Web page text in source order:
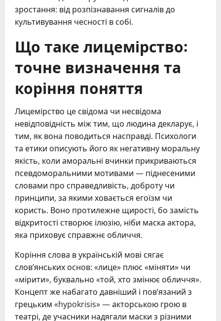
зростання: від розпізнавання сигналів до
культивування чесності в собі.
Що таке лицемірство:
точне визначення та
коріння поняття
Лицемірство це свідома чи несвідома
невідповідність між тим, що людина декларує, і
тим, як вона поводиться насправді. Психологи
та етики описують його як негативну моральну
якість, коли аморальні вчинки прикриваються
псевдоморальними мотивами — піднесеними
словами про справедливість, доброту чи
принципи, за якими ховається егоїзм чи
користь. Воно протилежне щирості, бо замість
відкритості створює ілюзію, ніби маска актора,
яка приховує справжнє обличчя.
Коріння слова в українській мові сягає
слов’янських основ: «лице» плюс «міняти» чи
«мірити», буквально «той, хто змінює обличчя».
Концепт же набагато давніший і пов’язаний з
грецьким «hypokrisis» — акторською грою в
театрі, де учасники надягали маски з різними